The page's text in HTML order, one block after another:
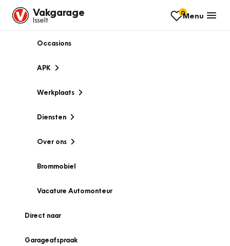
Vakgarage
Isselt
0Menu
Occasions
APK
Werkplaats
Diensten
Over ons
Brommobiel
Vacature Automonteur
Direct naar
Garageafspraak